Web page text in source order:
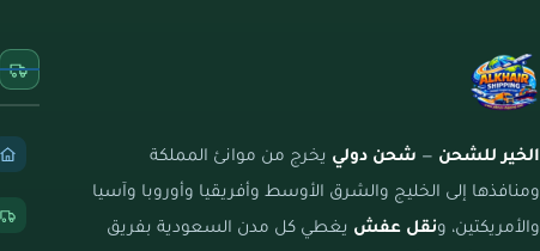
الخير للشحن — شحن دولي يخرج من موانئ المملكة
ومنافذها إلى الخليج والشرق الأوسط وأفريقيا وأوروبا وآسيا
والأمريكتين، ونقل عفش يغطي كل مدن السعودية بفريق